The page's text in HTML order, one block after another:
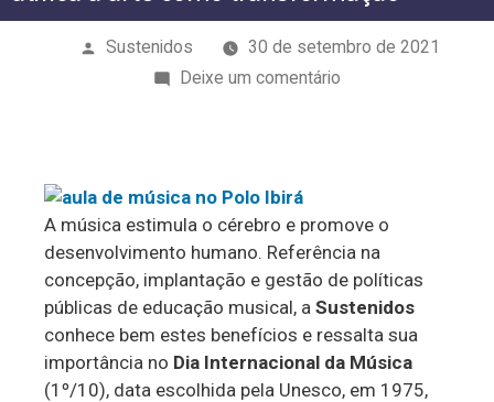
Publicado
Sustenidos
30 de setembro de 2021
Deixe um comentárioem
Sustenidos
ratifica
a
arte
como
transformação
A música estimula o cérebro e promove o
desenvolvimento humano. Referência na
concepção, implantação e gestão de políticas
públicas de educação musical, aSustenidos
conhece bem estes benefícios e ressalta sua
importância no Dia Internacional da Música
(1º/10), data escolhida pela Unesco, em 1975,